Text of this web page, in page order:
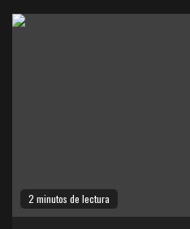
2 minutos de lectura